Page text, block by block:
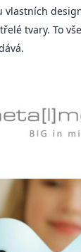
vlastních
tvary. To